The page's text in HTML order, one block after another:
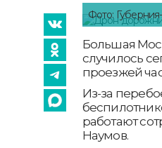
Фото:
Большая
случилось
проезжей
Из-за
работают
Наумов.